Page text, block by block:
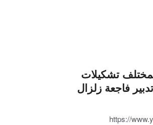
تشكيلات
فاجعة زلزال
https://